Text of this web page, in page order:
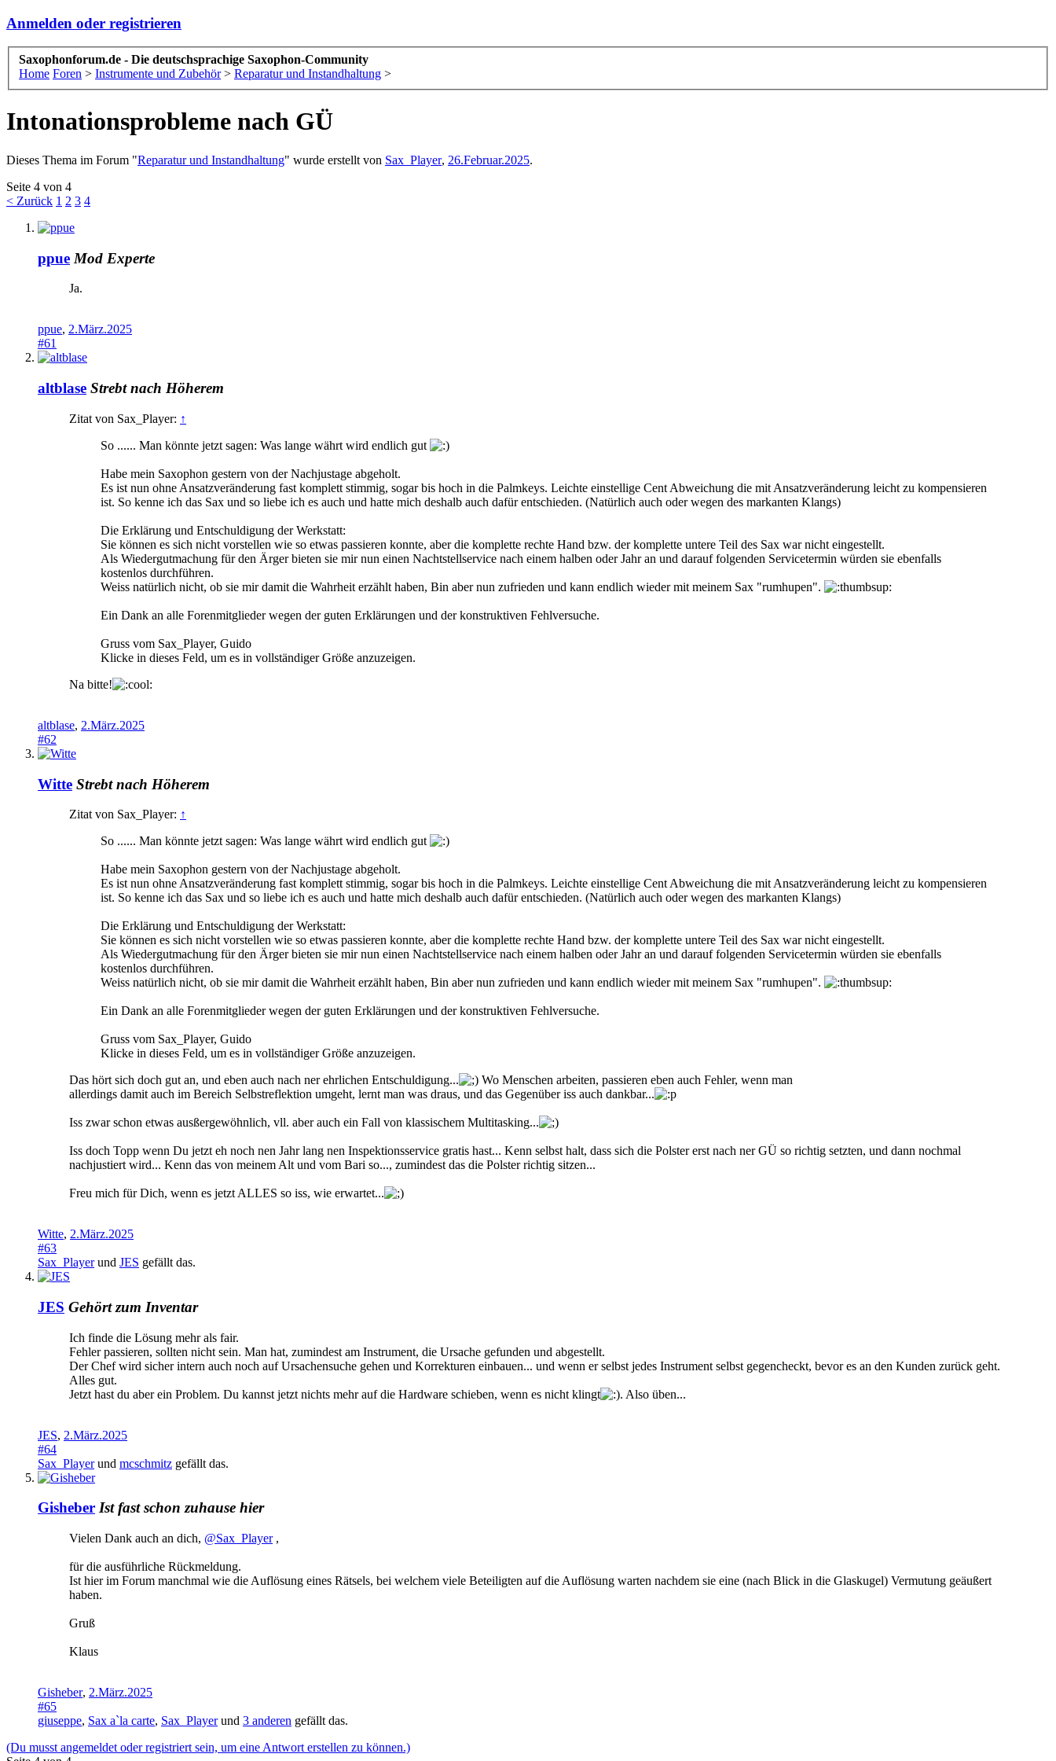
Anmelden oder registrieren
Saxophonforum.de - Die deutschsprachige Saxophon-Community
Home Foren > Instrumente und Zubehör > Reparatur und Instandhaltung >
Intonationsprobleme nach GÜ
Dieses Thema im Forum "Reparatur und Instandhaltung" wurde erstellt von Sax_Player, 26.Februar.2025.
Seite 4 von 4
< Zurück 1 2 3 4
ppue Mod Experte
Ja.
ppue, 2.März.2025
#61
altblase Strebt nach Höherem
Zitat von Sax_Player: ↑
So ...... Man könnte jetzt sagen: Was lange währt wird endlich gut
Habe mein Saxophon gestern von der Nachjustage abgeholt.
Es ist nun ohne Ansatzveränderung fast komplett stimmig, sogar bis hoch in die Palmkeys. Leichte einstellige Cent Abweichung die mit Ansatzveränderung leicht zu kompensieren
ist. So kenne ich das Sax und so liebe ich es auch und hatte mich deshalb auch dafür entschieden. (Natürlich auch oder wegen des markanten Klangs)
Die Erklärung und Entschuldigung der Werkstatt:
Sie können es sich nicht vorstellen wie so etwas passieren konnte, aber die komplette rechte Hand bzw. der komplette untere Teil des Sax war nicht eingestellt.
Als Wiedergutmachung für den Ärger bieten sie mir nun einen Nachtstellservice nach einem halben oder Jahr an und darauf folgenden Servicetermin würden sie ebenfalls
kostenlos durchführen.
Weiss natürlich nicht, ob sie mir damit die Wahrheit erzählt haben, Bin aber nun zufrieden und kann endlich wieder mit meinem Sax "rumhupen".
Ein Dank an alle Forenmitglieder wegen der guten Erklärungen und der konstruktiven Fehlversuche.
Gruss vom Sax_Player, Guido
Klicke in dieses Feld, um es in vollständiger Größe anzuzeigen.
Na bitte!
altblase, 2.März.2025
#62
Witte Strebt nach Höherem
Zitat von Sax_Player: ↑
So ...... Man könnte jetzt sagen: Was lange währt wird endlich gut
Habe mein Saxophon gestern von der Nachjustage abgeholt.
Es ist nun ohne Ansatzveränderung fast komplett stimmig, sogar bis hoch in die Palmkeys. Leichte einstellige Cent Abweichung die mit Ansatzveränderung leicht zu kompensieren
ist. So kenne ich das Sax und so liebe ich es auch und hatte mich deshalb auch dafür entschieden. (Natürlich auch oder wegen des markanten Klangs)
Die Erklärung und Entschuldigung der Werkstatt:
Sie können es sich nicht vorstellen wie so etwas passieren konnte, aber die komplette rechte Hand bzw. der komplette untere Teil des Sax war nicht eingestellt.
Als Wiedergutmachung für den Ärger bieten sie mir nun einen Nachtstellservice nach einem halben oder Jahr an und darauf folgenden Servicetermin würden sie ebenfalls
kostenlos durchführen.
Weiss natürlich nicht, ob sie mir damit die Wahrheit erzählt haben, Bin aber nun zufrieden und kann endlich wieder mit meinem Sax "rumhupen".
Ein Dank an alle Forenmitglieder wegen der guten Erklärungen und der konstruktiven Fehlversuche.
Gruss vom Sax_Player, Guido
Klicke in dieses Feld, um es in vollständiger Größe anzuzeigen.
Das hört sich doch gut an, und eben auch nach ner ehrlichen Entschuldigung...
Wo Menschen arbeiten, passieren eben auch Fehler, wenn man
allerdings damit auch im Bereich Selbstreflektion umgeht, lernt man was draus, und das Gegenüber iss auch dankbar...
Iss zwar schon etwas ausßergewöhnlich, vll. aber auch ein Fall von klassischem Multitasking...
Iss doch Topp wenn Du jetzt eh noch nen Jahr lang nen Inspektionsservice gratis hast... Kenn selbst halt, dass sich die Polster erst nach ner GÜ so richtig setzten, und dann nochmal
nachjustiert wird... Kenn das von meinem Alt und vom Bari so..., zumindest das die Polster richtig sitzen...
Freu mich für Dich, wenn es jetzt ALLES so iss, wie erwartet...
Witte, 2.März.2025
#63
Sax_Playerund JES gefällt das.
JES Gehört zum Inventar
Ich finde die Lösung mehr als fair.
Fehler passieren, sollten nicht sein. Man hat, zumindest am Instrument, die Ursache gefunden und abgestellt.
Der Chef wird sicher intern auch noch auf Ursachensuche gehen und Korrekturen einbauen... und wenn er selbst jedes Instrument selbst gegencheckt, bevor es an den Kunden zurück geht.
Alles gut.
Jetzt hast du aber ein Problem. Du kannst jetzt nichts mehr auf die Hardware schieben, wenn es nicht klingt
. Also üben...
JES, 2.März.2025
#64
Sax_Playerund mcschmitz gefällt das.
Gisheber Ist fast schon zuhause hier
Vielen Dank auch an dich, @Sax_Player,
für die ausführliche Rückmeldung.
Ist hier im Forum manchmal wie die Auflösung eines Rätsels, bei welchem viele Beteiligten auf die Auflösung warten nachdem sie eine (nach Blick in die Glaskugel) Vermutung geäußert
haben.
Gruß
Klaus
Gisheber, 2.März.2025
#65
giuseppe, Sax a`la carte, Sax_Playerund 3 anderen gefällt das.
(Du musst angemeldet oder registriert sein, um eine Antwort erstellen zu können.)